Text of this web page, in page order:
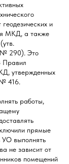
и
МКД, а также
№ 290). Это
Правил
утвержденных
416.
работы,
прямые
выполнять
не зависит от
помещений